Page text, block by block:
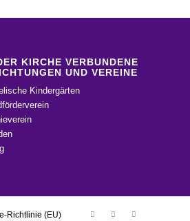
KIRCHE VERBUNDENE
UND VEREINE
Kindergärten
Richtlinie (EU)